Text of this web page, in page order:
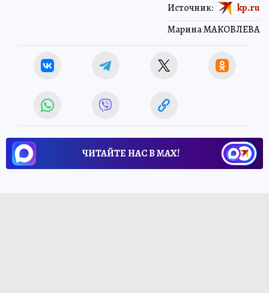
Марина МАКОВЛЕВА
Источник: kp.ru
ЧИТАЙТЕ НАС В МАХ!